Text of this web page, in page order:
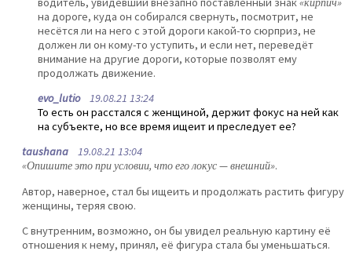
на дороге, куда он собирался свернуть, посмотрит, не
несётся ли на него с этой дороги какой-то сюрприз, не
должен ли он кому-то уступить, и если нет, переведёт
внимание на другие дороги, которые позволят ему
продолжать движение.
evo_lutio19.08.21 13:24
То есть он расстался с женщиной, держит фокус на ней как
на субъекте, но все время ищеит и преследует ее?
taushana 19.08.21 13:04
«Опишите это при условии, что его локус — внешний».
Автор, наверное, стал бы ищеить и продолжать растить фигуру
женщины, теряя свою.
С внутренним, возможно, он бы увидел реальную картину её
отношения к нему, принял, её фигура стала бы уменьшаться.